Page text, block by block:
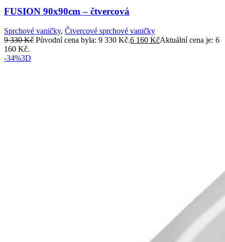
FUSION 90x90cm – čtvercová
Sprchové vaničky, Čtvercové sprchové vaničky
9 330Kč Původní cena byla: 9 330 Kč.6 160 KčAktuální cena je: 6
160 Kč.
-34%3D